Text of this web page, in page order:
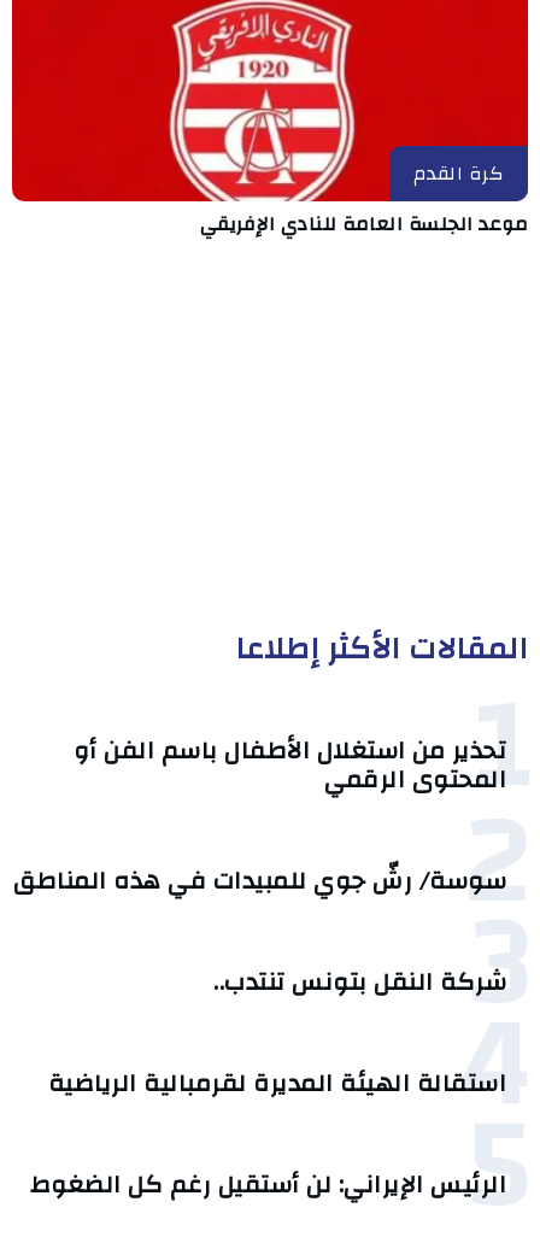
كرة القدم
موعد الجلسة العامة للنادي الإفريقي
المقالات الأكثر إطلاعا
1
تحذير من استغلال الأطفال باسم الفن أو
المحتوى الرقمي
2
سوسة/ رشّ جوي للمبيدات في هذه المناطق
3
شركة النقل بتونس تنتدب..
4
استقالة الهيئة المديرة لقرمبالية الرياضية
5
الرئيس الإيراني: لن أستقيل رغم كل الضغوط